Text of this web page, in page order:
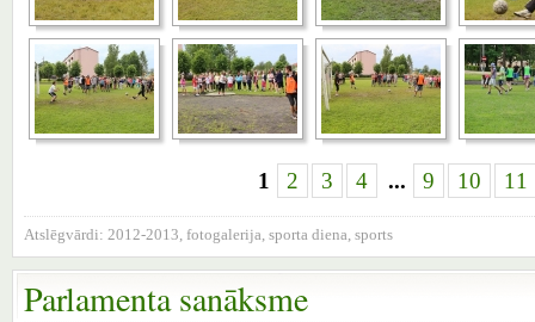
1 2 3 4 ... 9 10 11
Atslēgvārdi: 2012-2013 fotogalerija sporta diena sports
Parlamenta sanāksme